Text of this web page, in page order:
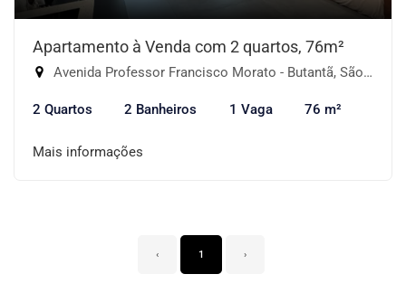
Apartamento à Venda com 2 quartos, 76m²
Avenida Professor Francisco Morato - Butantã, São Paulo-SP
2 Quartos 2 Banheiros 1 Vaga 76 m²
Mais informações
‹ 1 ›